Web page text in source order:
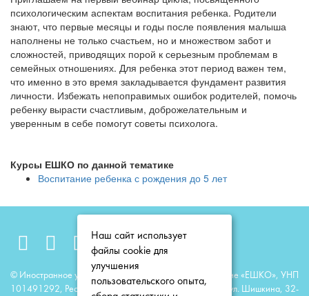
психологическим аспектам воспитания ребенка. Родители
знают, что первые месяцы и годы после появления малыша
наполнены не только счастьем, но и множеством забот и
сложностей, приводящих порой к серьезным проблемам в
семейных отношениях. Для ребенка этот период важен тем,
что именно в это время закладывается фундамент развития
личности. Избежать непоправимых ошибок родителей, помочь
ребенку вырасти счастливым, доброжелательным и
уверенным в себе помогут советы психолога.
Курсы ЕШКО по данной тематике
Воспитание ребенка с рождения до 5 лет
© Иностранное унитарное образовательное предприятие «ЕШКО», УНП
101491292, Республика Беларусь, 220118, г. Минск, ул. Шишкина, 32-
Наш сайт использует
файлы cookie для
улучшения
пользовательского опыта,